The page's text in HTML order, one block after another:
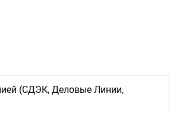
(СДЭК, Деловые Линии,